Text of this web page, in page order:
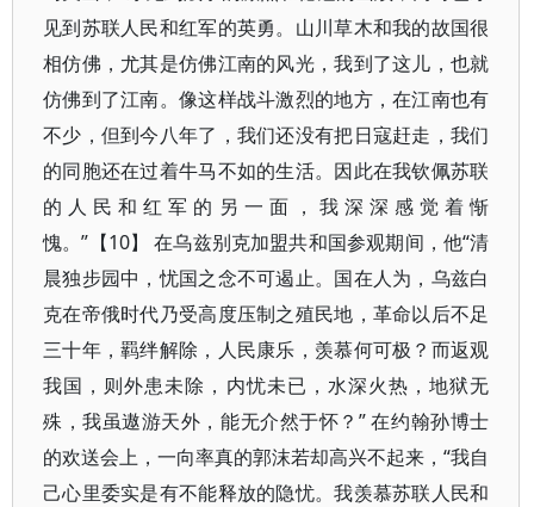
见到苏联人民和红军的英勇。山川草木和我的故国很
相仿佛，尤其是仿佛江南的风光，我到了这儿，也就
仿佛到了江南。像这样战斗激烈的地方，在江南也有
不少，但到今八年了，我们还没有把日寇赶走，我们
的同胞还在过着牛马不如的生活。因此在我钦佩苏联
的人民和红军的另一面，我深深感觉着惭
愧。”【10】 在乌兹别克加盟共和国参观期间，他“清
晨独步园中，忧国之念不可遏止。国在人为，乌兹白
克在帝俄时代乃受高度压制之殖民地，革命以后不足
三十年，羁绊解除，人民康乐，羡慕何可极？而返观
我国，则外患未除，内忧未已，水深火热，地狱无
殊，我虽遨游天外，能无介然于怀？” 在约翰孙博士
的欢送会上，一向率真的郭沫若却高兴不起来，“我自
己心里委实是有不能释放的隐忧。我羡慕苏联人民和